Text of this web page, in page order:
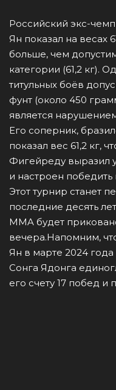
Российский экс-
Ян показал на весах
больше, чем
категории (61,2 кг).
титульных боёв
фунт (около 450
является
Его соперник,
показал вес 61,2 кг,
Фигейреду выразил
и настроен
Этот турнир станет
последние десять
MMA будет
вечера.Напомним,
Ян в марте 2024
Сонга Ядонга
его счету 17 побед и